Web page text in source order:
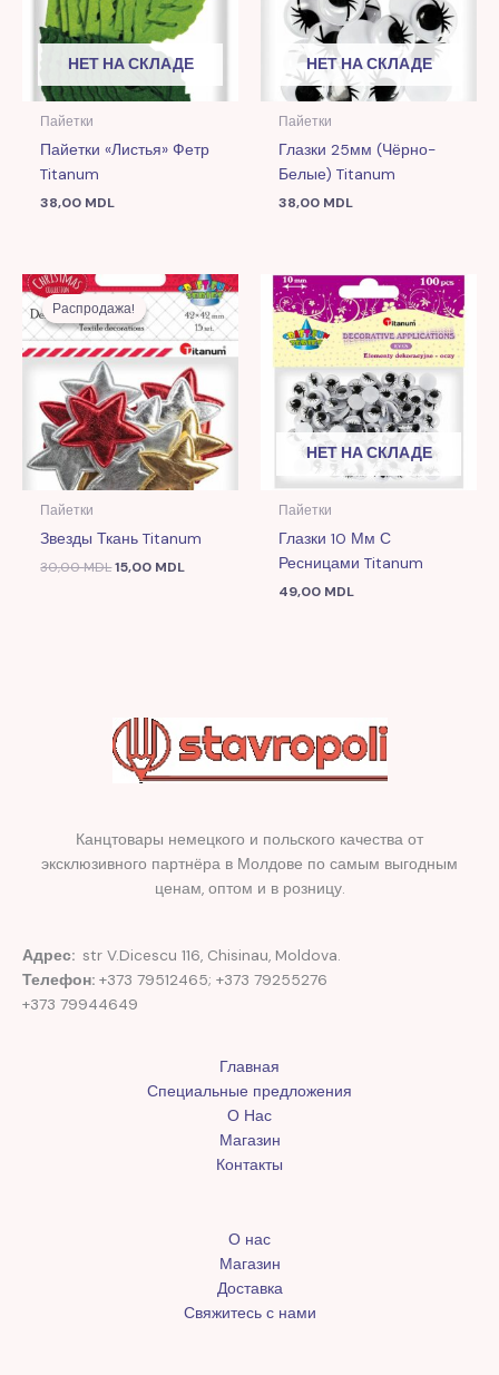
НЕТ НА СКЛАДЕ
Пайетки
Пайетки «Листья» Фетр
Titanum
38,00 MDL
НЕТ НА СКЛАДЕ
Пайетки
Глазки 25мм (чёрно-
Белые) Titanum
38,00 MDL
Распродажа!
Распродажа!
Пайетки
Звезды Ткань Titanum
30,00MDL
Первоначальная
цена
составляла
30,00 MDL.
15,00 MDL
Текущая
цена:
15,00 MDL.
НЕТ НА СКЛАДЕ
Пайетки
Глазки 10 Мм С
Ресницами Titanum
49,00 MDL
Канцтовары немецкого и польского качества от
эксклюзивного партнёра в Молдове по самым выгодным
ценам, оптом и в розницу.
Адрес: str V.Dicescu 116, Chisinau, Moldova.
Телефон: +373 79512465; +373 79255276
+373 79944649
Главная
Специальные предложения
О Нас
Магазин
Контакты
О нас
Магазин
Доставка
Свяжитесь с нами